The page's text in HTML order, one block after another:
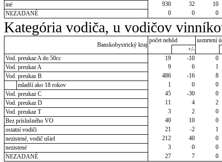
iné
930 32
10
NEZADANÉ
0 0 0
Kategória vodiča, u vodičov
Banskobystrický kraj
počet nehôd
usmrtení
+/-
Vod. preukaz A do 50cc
19 -10
0
Vod. preukaz A
9 6
1
Vod. preukaz B
486 -16
8
mladší ako 18 rokov
1 0
0
Vod. preukaz C
45 -30
0
Vod. preukaz D
11 4
2
Vod. preukaz T
3 2
0
Bez príslušného VO
40 10
0
ostatní vodiči
21 -2
1
nezistené, vodič ušiel
212 40
0
nezistené
3 0
0
NEZADANÉ
27 7 0